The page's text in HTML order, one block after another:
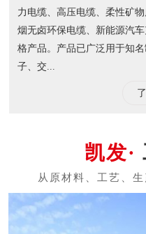
力电缆、高压电缆、柔性矿
烟无卤环保电缆、新能源汽
格产品。产品已广泛用于知
子、交...